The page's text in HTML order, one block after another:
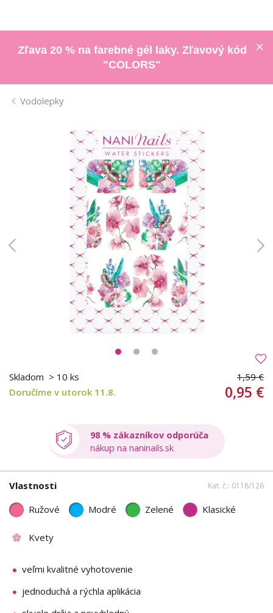
Zľava 20 % na farebné gél laky. Zľavový kód
"COLORS"
Vodolepky
Skladom > 10 ks
Doručíme v utorok 11.8.
1,59 €
0,95 €
98 % zákazníkov odporúča
nákup na naninails.sk
Vlastnosti Kat. č.: 0118/126
Ružové Modré Zelené Klasické
Kvety
veľmi kvalitné vyhotovenie
jednoduchá a rýchla aplikácia